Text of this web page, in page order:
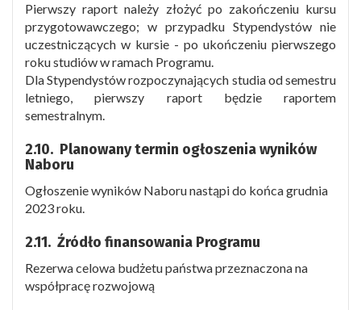
Pierwszy raport należy złożyć po zakończeniu kursu
przygotowawczego; w przypadku Stypendystów nie
uczestniczących w kursie - po ukończeniu pierwszego
roku studiów w ramach Programu.
Dla Stypendystów rozpoczynających studia od semestru
letniego, pierwszy raport będzie raportem
semestralnym.
2.10. Planowany termin ogłoszenia wyników
Naboru
Ogłoszenie wyników Naboru nastąpi do końca grudnia
2023 roku.
2.11. Źródło finansowania Programu
Rezerwa celowa budżetu państwa przeznaczona na
współpracę rozwojową